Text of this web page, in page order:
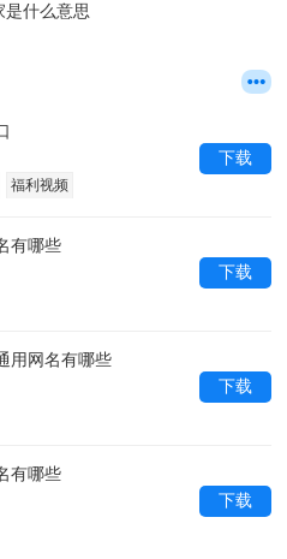
是什么意思
福利视频
下载
有哪些
下载
用网名有哪些
下载
有哪些
下载